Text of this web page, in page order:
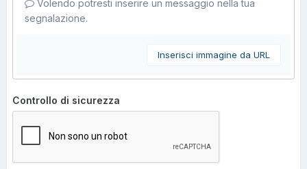
Volendo potresti inserire un messaggio nella tua
segnalazione.
Inserisci immagine da URL
Controllo di sicurezza